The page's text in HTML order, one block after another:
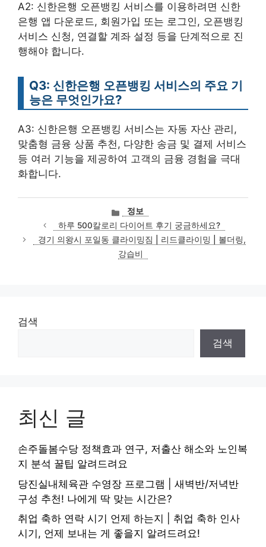
A2: 신한은행 오픈뱅킹 서비스를 이용하려면 신한
은행 앱 다운로드, 회원가입 또는 로그인, 오픈뱅킹
서비스 신청, 연결할 계좌 설정 등을 단계적으로 진
행해야 합니다.
Q3: 신한은행 오픈뱅킹 서비스의 주요 기
능은 무엇인가요?
A3: 신한은행 오픈뱅킹 서비스는 자동 자산 관리,
맞춤형 금융 상품 추천, 다양한 송금 및 결제 서비스
등 여러 기능을 제공하여 고객의 금융 경험을 극대
화합니다.
카
테
고
리
정보
하루 500칼로리 다이어트 후기 궁금하세요?
경기 의왕시 포일동 클라이밍짐 | 리드클라이밍 | 볼더링,
강습비
검색
검색
최신 글
손주돌봄수당 정책효과 연구, 저출산 해소와 노인복
지 분석 꿀팁 알려드려요
당진실내체육관 수영장 프로그램 | 새벽반/저녁반
구성 추천! 나에게 딱 맞는 시간은?
취업 축하 연락 시기 언제 하는지 | 취업 축하 인사
시기, 언제 보내는 게 좋을지 알려드려요!